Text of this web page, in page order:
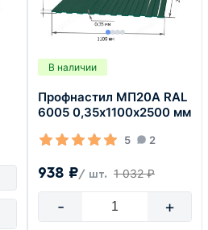
В наличии
Профнастил МП20А RAL
6005 0,35х1100х2500 мм
5 2
938 ₽/ шт. 1 032 ₽
- +